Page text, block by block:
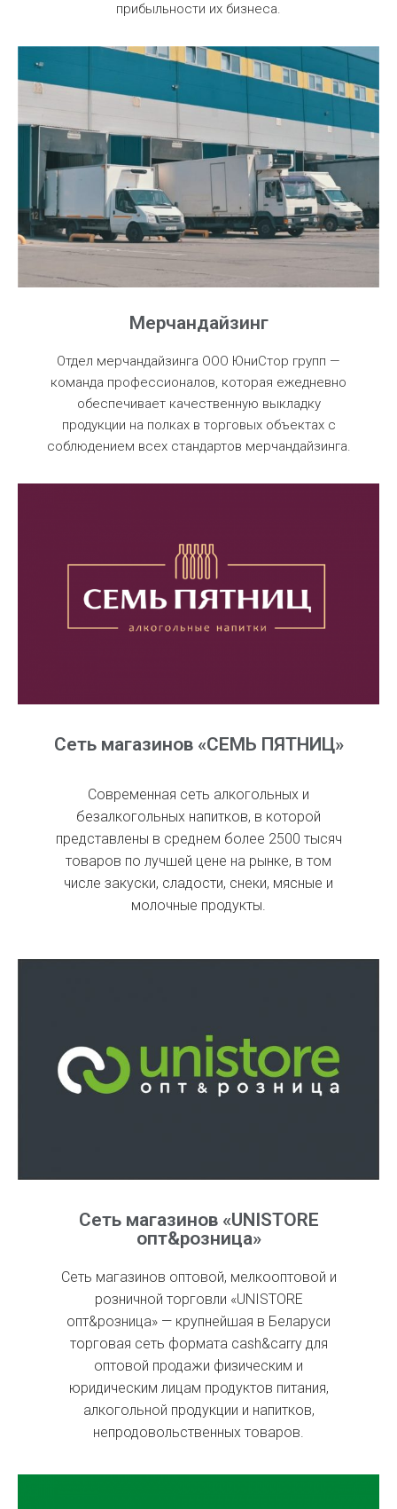
прибыльности их бизнеса.
Мерчандайзинг
Отдел мерчандайзинга ООО ЮниСтор групп —
команда профессионалов, которая ежедневно
обеспечивает качественную выкладку
продукции на полках в торговых объектах с
соблюдением всех стандартов мерчандайзинга.
Сеть магазинов «СЕМЬ ПЯТНИЦ»
Современная сеть алкогольных и
безалкогольных напитков, в которой
представлены в среднем более 2500 тысяч
товаров по лучшей цене на рынке, в том
числе закуски, сладости, снеки, мясные и
молочные продукты.
Сеть магазинов «UNISTORE
опт&розница»
Сеть магазинов оптовой, мелкооптовой и
розничной торговли «UNISTORE
опт&розница» — крупнейшая в Беларуси
торговая сеть формата cash&carry для
оптовой продажи физическим и
юридическим лицам продуктов питания,
алкогольной продукции и напитков,
непродовольственных товаров.